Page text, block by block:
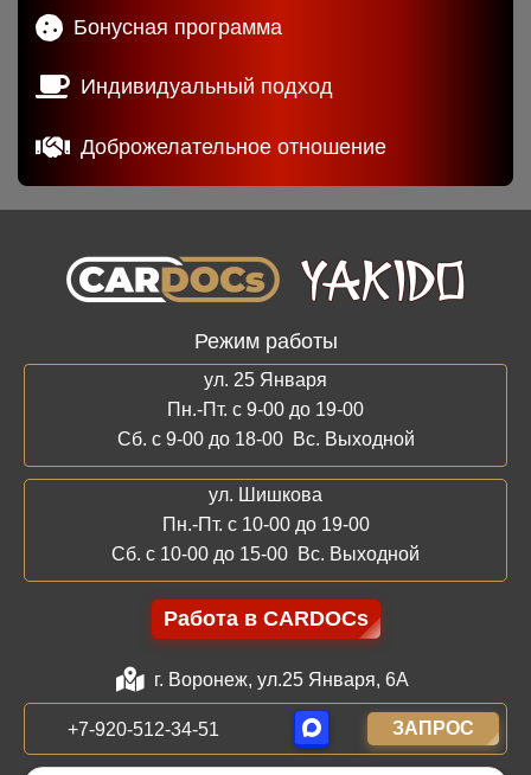
Бонусная программа
Индивидуальный подход
Доброжелательное отношение
Режим работы
ул. 25 Января
Пн.-Пт. с 9-00 до 19-00
Сб. с 9-00 до 18-00 Вс. Выходной
ул. Шишкова
Пн.-Пт. с 10-00 до 19-00
Сб. с 10-00 до 15-00 Вс. Выходной
Работа в CARDOCs
г. Воронеж, ул.25 Января, 6А
+7-920-512-34-51 ЗАПРОС